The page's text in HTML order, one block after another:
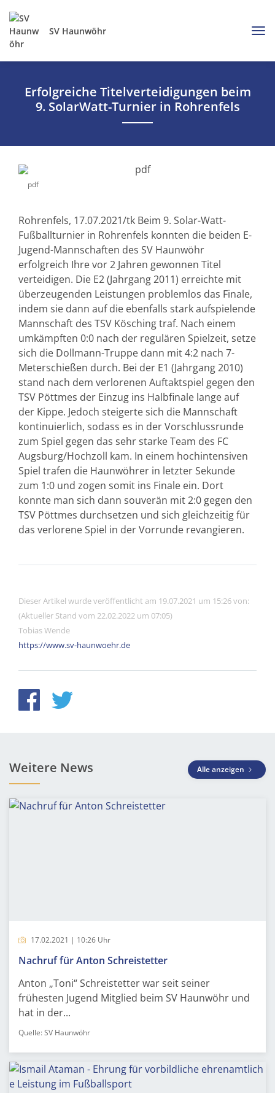
SV Haunwöhr
Erfolgreiche Titelverteidigungen beim
9. SolarWatt-Turnier in Rohrenfels
pdf
Rohrenfels, 17.07.2021/tk Beim 9. Solar-Watt-
Fußballturnier in Rohrenfels konnten die beiden E-
Jugend-Mannschaften des SV Haunwöhr
erfolgreich Ihre vor 2 Jahren gewonnen Titel
verteidigen. Die E2 (Jahrgang 2011) erreichte mit
überzeugenden Leistungen problemlos das Finale,
indem sie dann auf die ebenfalls stark aufspielende
Mannschaft des TSV Kösching traf. Nach einem
umkämpften 0:0 nach der regulären Spielzeit, setze
sich die Dollmann-Truppe dann mit 4:2 nach 7-
Meterschießen durch. Bei der E1 (Jahrgang 2010)
stand nach dem verlorenen Auftaktspiel gegen den
TSV Pöttmes der Einzug ins Halbfinale lange auf
der Kippe. Jedoch steigerte sich die Mannschaft
kontinuierlich, sodass es in der Vorschlussrunde
zum Spiel gegen das sehr starke Team des FC
Augsburg/Hochzoll kam. In einem hochintensiven
Spiel trafen die Haunwöhrer in letzter Sekunde
zum 1:0 und zogen somit ins Finale ein. Dort
konnte man sich dann souverän mit 2:0 gegen den
TSV Pöttmes durchsetzen und sich gleichzeitig für
das verlorene Spiel in der Vorrunde revangieren.
Dieser Artikel wurde veröffentlicht am 19.07.2021 um 15:26 von:
(Aktueller Stand vom 22.02.2022 um 07:05)
Tobias Wende
https://www.sv-haunwoehr.de
Weitere News Alle anzeigen
17.02.2021 | 10:26 Uhr
Nachruf für Anton Schreistetter
Anton „Toni“ Schreistetter war seit seiner
frühesten Jugend Mitglied beim SV Haunwöhr und
hat in der...
Quelle: SV Haunwöhr